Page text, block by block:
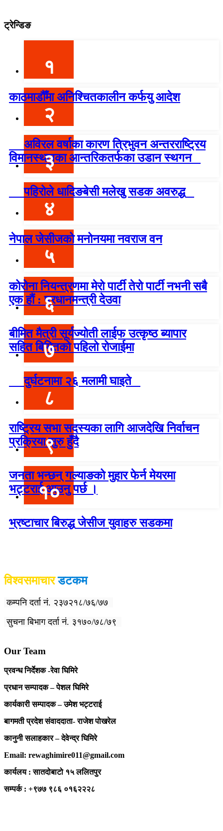
ट्रेन्डिङ
१
काठमाडौँमा अनिश्चितकालीन कर्फयु आदेश
२
अविरल वर्षाका कारण त्रिभुवन अन्तरराष्ट्रिय
विमानस्थलका आन्तरिकतर्फका उडान स्थगन
३
पहिरोले धादिङबेसी मलेखु सडक अवरुद्ध
४
नेपाल जेसीजको मनोनयमा नवराज वन
५
कोरोना नियन्त्रणमा मेरो पार्टी तेरो पार्टी नभनी सबै
एक हौं : प्रधानमन्त्री देउवा
६
बीमित मैत्री सूर्यज्योती लाईफ उत्कृष्ठ ब्यापार
सहित बिमितको पहिलो रोजाईमा
७
दुर्घटनामा २६ मलामी घाइते
८
राष्ट्रिय सभा सदस्यका लागि आजदेखि निर्वाचन
प्रक्रिया सुरु हुँदै
९
जनता भन्छन् गल्याङको मुहार फेर्न मेयरमा
भट्टराई आउनु पर्छ ।
१०
भ्रष्टाचार बिरुद्ध जेसीज युवाहरु सडकमा
विश्वसमाचारडटकम
कम्पनि दर्ता नं. २३७२१८/७६/७७
सुचना बिभाग दर्ता नं. ३१७०/७८/७९
Our Team
प्रवन्ध निर्देशक -रेवा घिमिरे
प्रधान सम्पादक – पेशल घिमिरे
कार्यकारी सम्पादक – उमेश भट्टराई
बागमती प्रदेश संवाददाता- राजेश पोखरेल
कानुनी सलाहकार – देवेन्द्र घिमिरे
Email: rewaghimire011@gmail.com
कार्यलय : सातदोबाटो १५ ललितपुर
सम्पर्क : +९७७ ९८६ ०१६२२२८